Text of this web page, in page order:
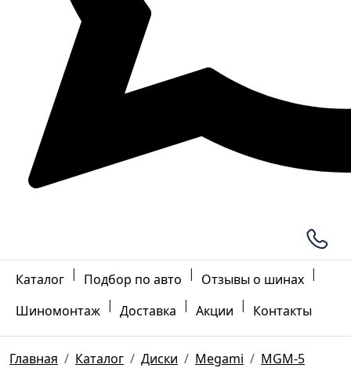
Каталог | Подбор по авто | Отзывы о шинах |
Шиномонтаж | Доставка | Акции | Контакты
Главная Каталог Диски Megami
MGM-5